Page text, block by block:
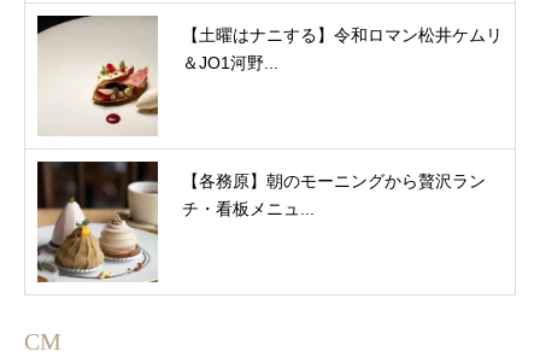
【土曜はナニする】令和ロマン松井ケムリ
＆JO1河野...
【各務原】朝のモーニングから贅沢ラン
チ・看板メニュ...
CM